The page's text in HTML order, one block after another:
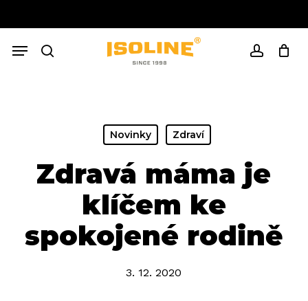
content
search account
Menu
Cart Close
Novinky Zdraví
Zdravá máma je
klíčem ke
spokojené rodině
3. 12. 2020